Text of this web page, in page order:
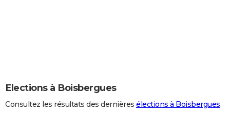
Elections à Boisbergues
Consultez les résultats des dernières élections à Boisbergues.